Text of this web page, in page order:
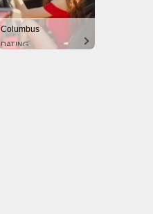
Columbus
DATING